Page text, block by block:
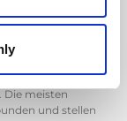
erhalten Sie
Sie zu
Die meisten
und stellen